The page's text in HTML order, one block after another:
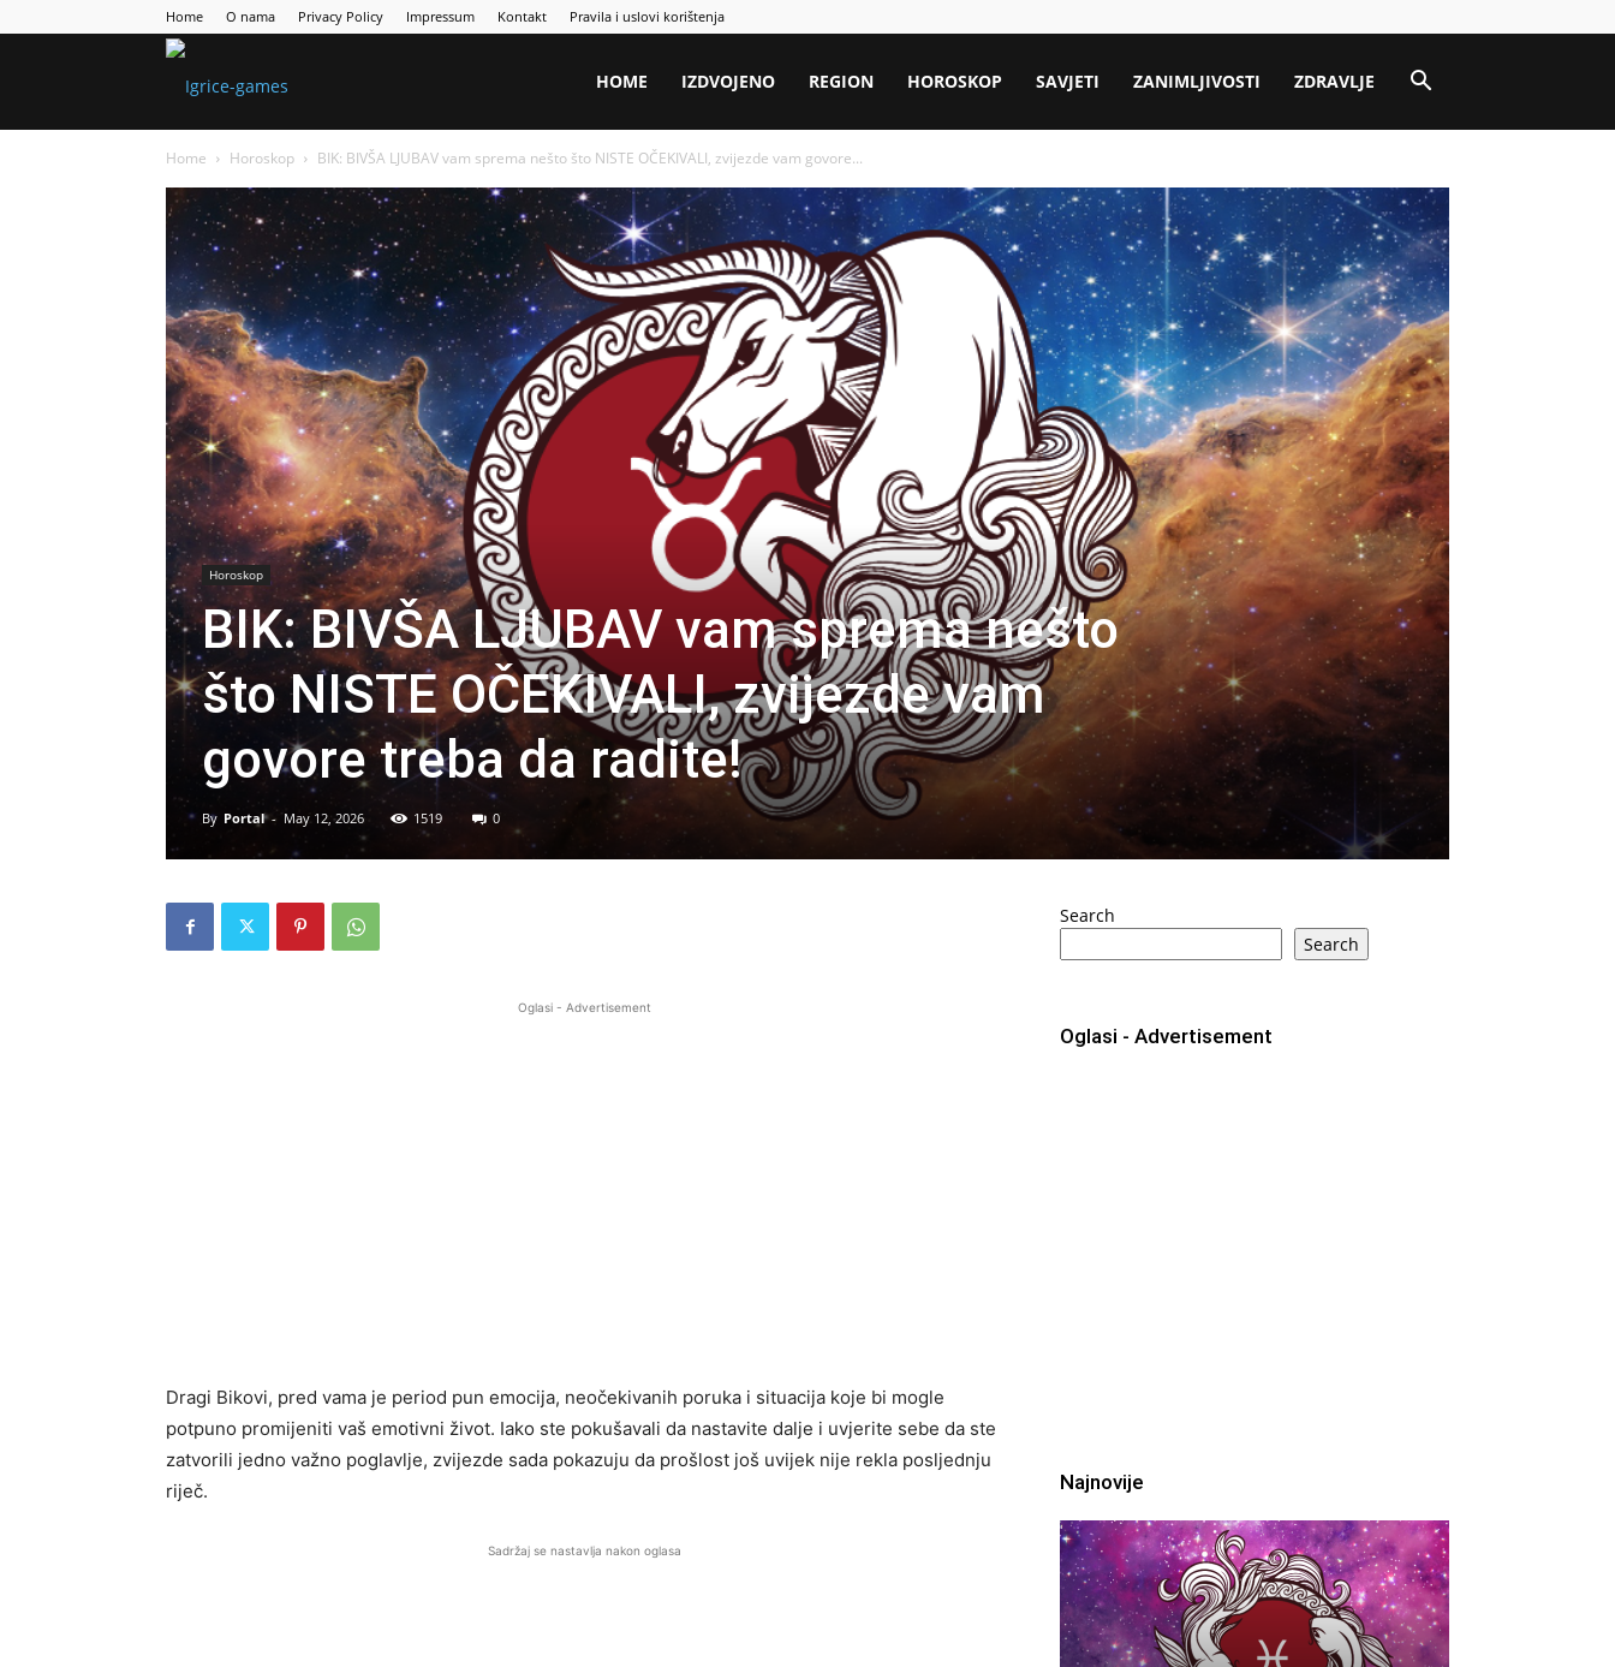
Home O nama Privacy Policy Impressum Kontakt Pravila i uslovi korištenja
HOME IZDVOJENO REGION HOROSKOP SAVJETI ZANIMLJIVOSTI ZDRAVLJE
Home Horoskop BIK: BIVŠA LJUBAV vam sprema nešto što NISTE OČEKIVALI, zvijezde vam govore...
Horoskop
BIK: BIVŠA LJUBAV vam sprema nešto
što NISTE OČEKIVALI, zvijezde vam
govore treba da radite!
By Portal - May 12, 2026 1519 0
Oglasi - Advertisement
Dragi Bikovi, pred vama je period pun emocija, neočekivanih poruka i situacija koje bi mogle
potpuno promijeniti vaš emotivni život. Iako ste pokušavali da nastavite dalje i uvjerite sebe da ste
zatvorili jedno važno poglavlje, zvijezde sada pokazuju da prošlost još uvijek nije rekla posljednju
riječ.
Sadržaj se nastavlja nakon oglasa
Search
Search
Oglasi - Advertisement
Najnovije